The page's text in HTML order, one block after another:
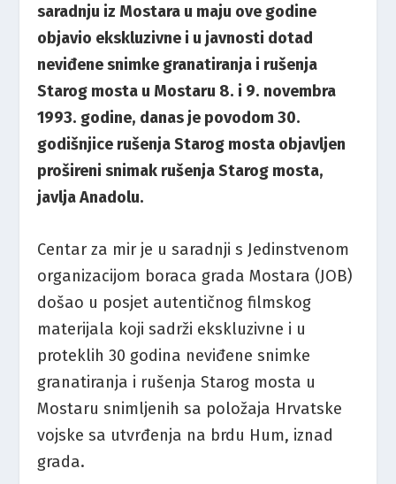
saradnju iz Mostara u maju ove godine
objavio ekskluzivne i u javnosti dotad
neviđene snimke granatiranja i rušenja
Starog mosta u Mostaru 8. i 9. novembra
1993. godine, danas je povodom 30.
godišnjice rušenja Starog mosta objavljen
prošireni snimak rušenja Starog mosta,
javlja Anadolu.
Centar za mir je u saradnji s Jedinstvenom
organizacijom boraca grada Mostara (JOB)
došao u posjet autentičnog filmskog
materijala koji sadrži ekskluzivne i u
proteklih 30 godina neviđene snimke
granatiranja i rušenja Starog mosta u
Mostaru snimljenih sa položaja Hrvatske
vojske sa utvrđenja na brdu Hum, iznad
grada.